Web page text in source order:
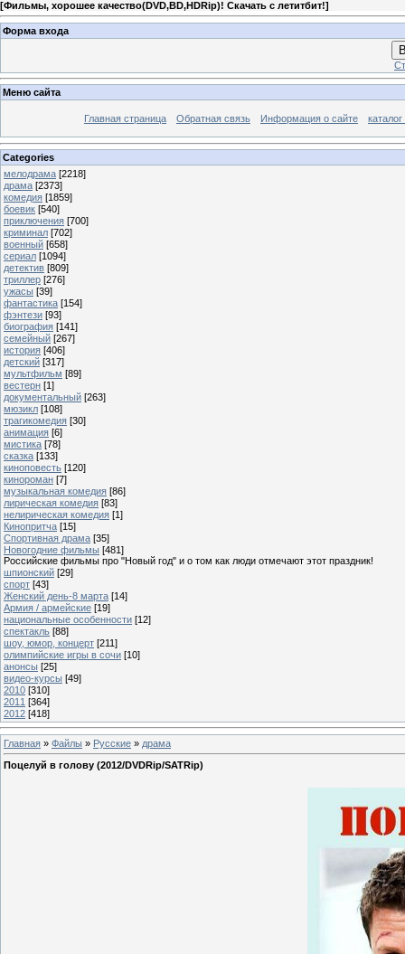
[Фильмы, хорошее качество(DVD,BD,HDRip)! Скачать с летитбит!]
Форма входа
Меню сайта
Главная страница Обратная связь Информация о сайте
Categories
мелодрама [2218]
драма [2373]
комедия [1859]
боевик [540]
приключения [700]
криминал [702]
военный [658]
сериал [1094]
детектив [809]
триллер [276]
ужасы [39]
фантастика [154]
фэнтези [93]
биография [141]
семейный [267]
история [406]
детский [317]
мультфильм [89]
вестерн [1]
документальный [263]
мюзикл [108]
трагикомедия [30]
анимация [6]
мистика [78]
сказка [133]
киноповесть [120]
кинороман [7]
музыкальная комедия [86]
лирическая комедия [83]
нелирическая комедия [1]
Кинопритча [15]
Спортивная драма [35]
Новогодние фильмы [481]
Российские фильмы про "Новый год" и о том как люди отмечают этот праздник!
шпионский [29]
спорт [43]
Женский день-8 марта [14]
Армия / армейские [19]
национальные особенности [12]
спектакль [88]
шоу, юмор, концерт [211]
олимпийские игры в сочи [10]
анонсы [25]
видео-курсы [49]
2010 [310]
2011 [364]
2012 [418]
Главная » Файлы » Русские » драма
Поцелуй в голову (2012/DVDRip/SATRip)